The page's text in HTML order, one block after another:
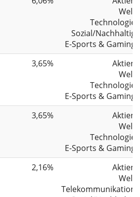
Welt
Technologie
Sozial/Nachhaltig
E-Sports & Gaming
3,65%
Aktien
Welt
Technologie
E-Sports & Gaming
3,65%
Aktien
Welt
Technologie
E-Sports & Gaming
2,16%
Aktien
Welt
Telekommunikation